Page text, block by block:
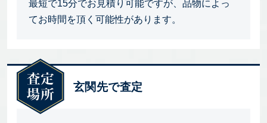
最短で15分でお見積り可能ですが、品物によっ
てお時間を頂く可能性があります。
玄関先で査定